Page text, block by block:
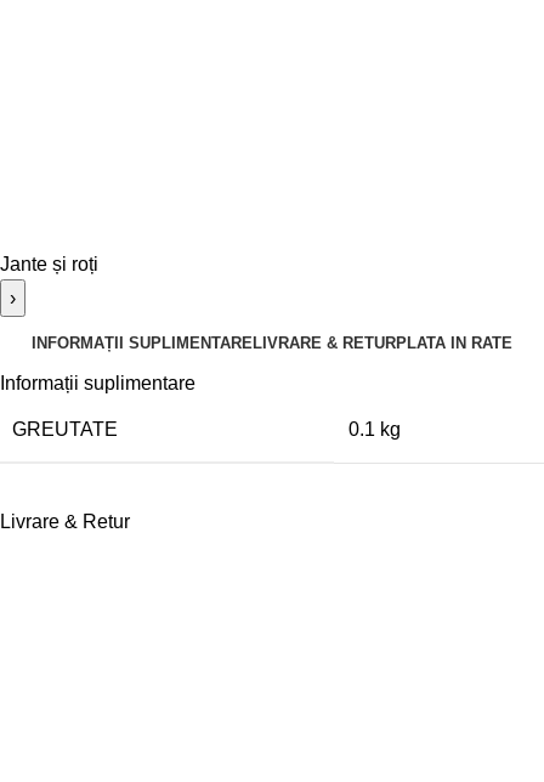
Jante și roți
›
INFORMAȚII SUPLIMENTARELIVRARE & RETURPLATA IN RATE
Informații suplimentare
GREUTATE 0.1 kg
Livrare & Retur